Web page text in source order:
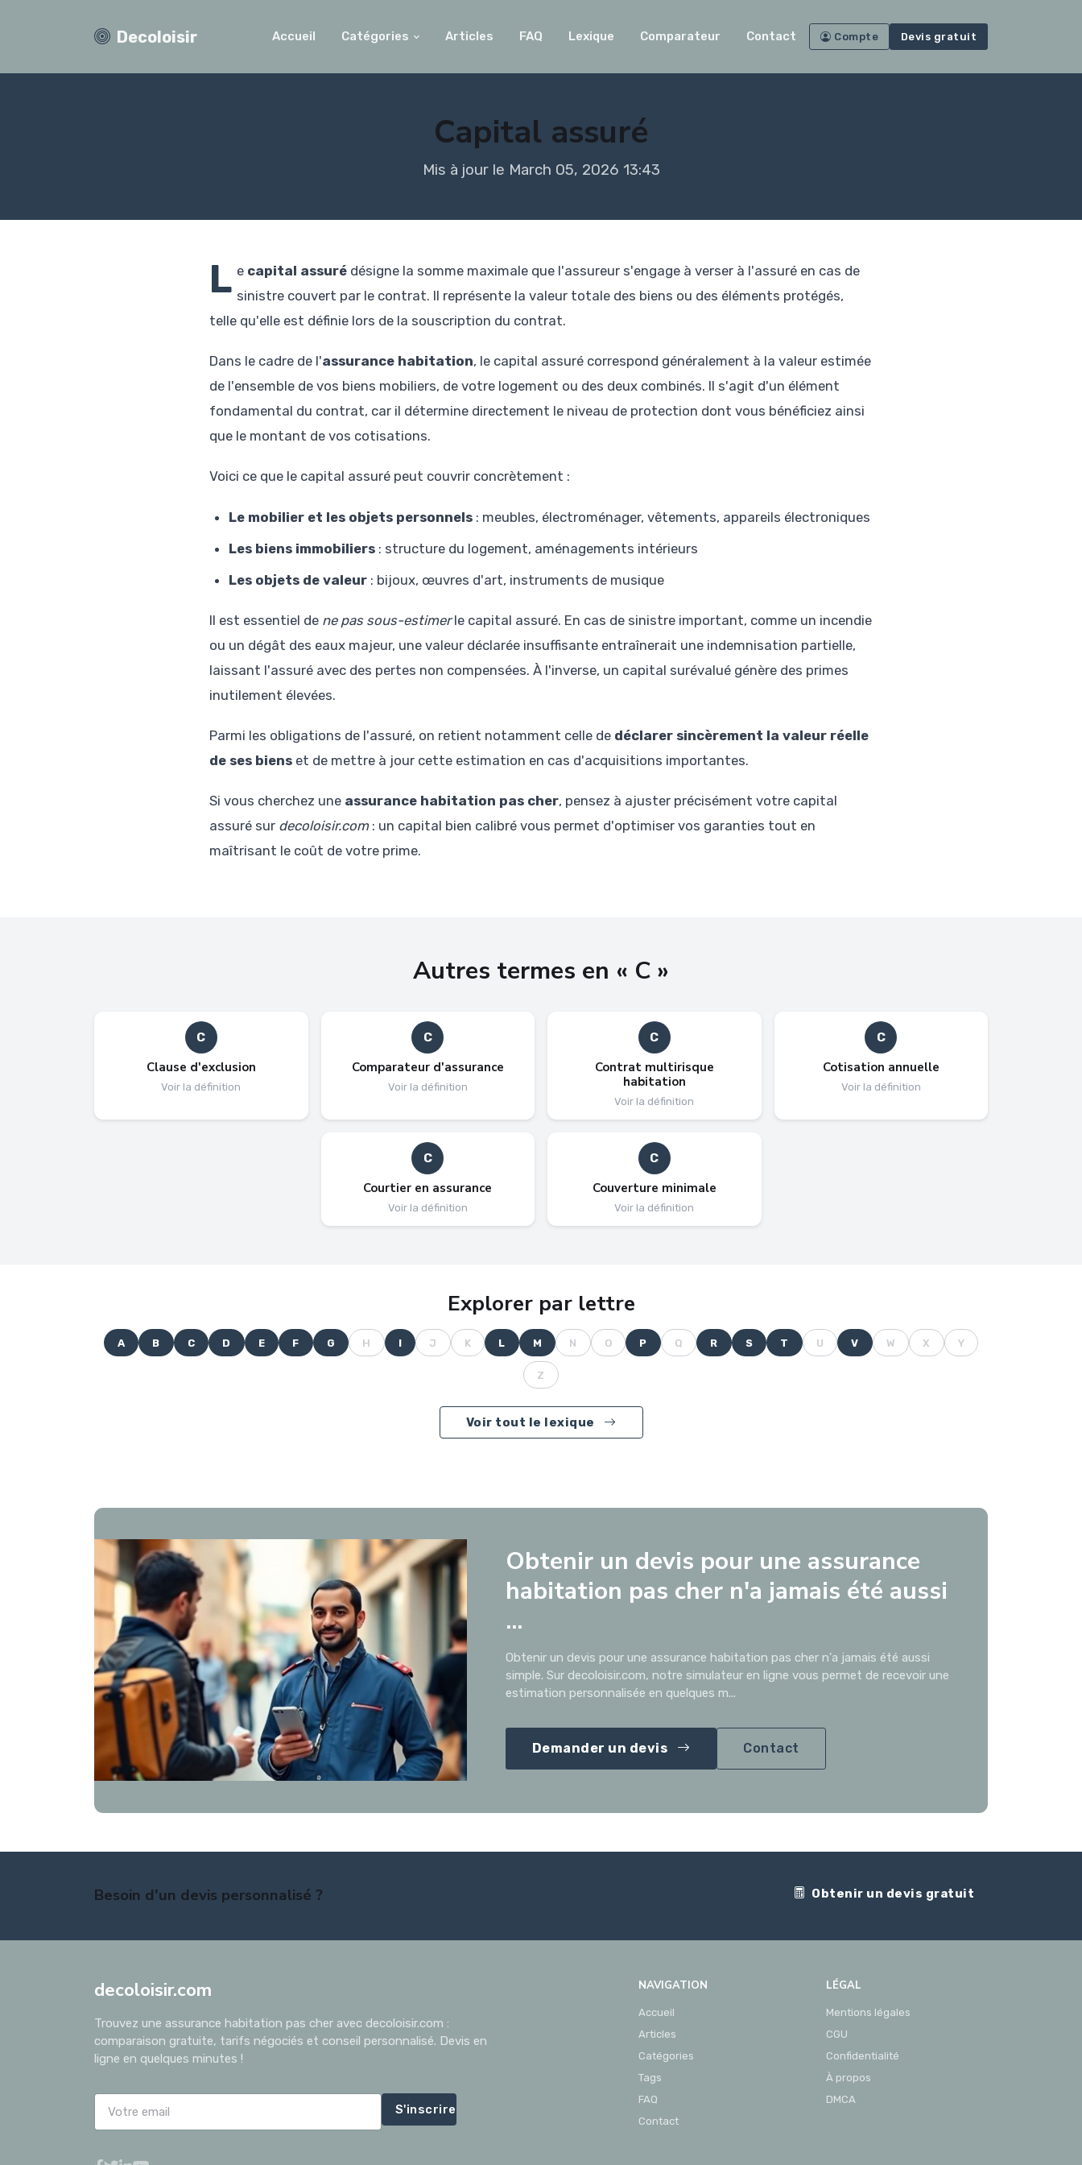
Decoloisir Accueil Catégories Articles FAQ Lexique Comparateur Contact Compte Devis gratuit
Capital assuré
Mis à jour le March 05, 2026 13:43
L e capital assurédésigne la somme maximale que l'assureur s'engage à verser à l'assuré en cas de
sinistre couvert par le contrat. Il représente la valeur totale des biens ou des éléments protégés,
telle qu'elle est définie lors de la souscription du contrat.
Dans le cadre de l'assurance habitation, le capital assuré correspond généralement à la valeur estimée
de l'ensemble de vos biens mobiliers, de votre logement ou des deux combinés. Il s'agit d'un élément
fondamental du contrat, car il détermine directement le niveau de protection dont vous bénéficiez ainsi
que le montant de vos cotisations.
Voici ce que le capital assuré peut couvrir concrètement :
Le mobilier et les objets personnels: meubles, électroménager, vêtements, appareils électroniques
Les biens immobiliers: structure du logement, aménagements intérieurs
Les objets de valeur: bijoux, œuvres d'art, instruments de musique
Il est essentiel de ne pas sous-estimerle capital assuré. En cas de sinistre important, comme un incendie
ou un dégât des eaux majeur, une valeur déclarée insuffisante entraînerait une indemnisation partielle,
laissant l'assuré avec des pertes non compensées. À l'inverse, un capital surévalué génère des primes
inutilement élevées.
Parmi les obligations de l'assuré, on retient notamment celle de déclarer sincèrement la valeur réelle
de ses bienset de mettre à jour cette estimation en cas d'acquisitions importantes.
Si vous cherchez une assurance habitation pas cher, pensez à ajuster précisément votre capital
assuré sur decoloisir.com: un capital bien calibré vous permet d'optimiser vos garanties tout en
maîtrisant le coût de votre prime.
Autres termes en « C »
C
Clause d'exclusion
Voir la définition
C
Comparateur d'assurance
Voir la définition
C
Contrat multirisque
habitation
Voir la définition
C
Cotisation annuelle
Voir la définition
C
Courtier en assurance
Voir la définition
C
Couverture minimale
Voir la définition
Explorer par lettre
A B C D E F G H I J K L M N O P Q R S T U V W X Y
Z
Voir tout le lexique
Obtenir un devis pour une assurance
habitation pas cher n'a jamais été aussi
...
Obtenir un devis pour une assurance habitation pas cher n'a jamais été aussi
simple. Sur decoloisir.com, notre simulateur en ligne vous permet de recevoir une
estimation personnalisée en quelques m...
Demander un devis Contact
Besoin d'un devis personnalisé ? Obtenir un devis gratuit
decoloisir.com
Trouvez une assurance habitation pas cher avec decoloisir.com :
comparaison gratuite, tarifs négociés et conseil personnalisé. Devis en
ligne en quelques minutes !
S'inscrire
NAVIGATION
Accueil
Articles
Catégories
Tags
FAQ
Contact
LÉGAL
Mentions légales
CGU
Confidentialité
À propos
DMCA